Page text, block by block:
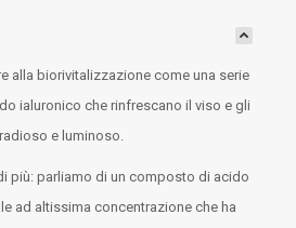
alla biorivitalizzazione come una serie
ialuronico che rinfrescano il viso e gli
e luminoso.
più: parliamo di un composto di acido
ad altissima concentrazione che ha